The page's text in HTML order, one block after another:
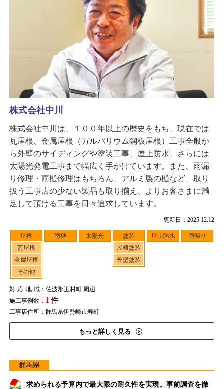
更新日：2025.12.12
屋根
瓦屋根
金属屋根
その他
雨樋 太陽光
塗装
屋根塗装
外壁塗装
屋上防水 雨漏り
対応地域：佐波郡玉村町 周辺
施工事例数： 1 件
工事店住所：群馬県伊勢崎市寿町
もっと詳しく見る
株式会社中川
株式会社中川は、１００年以上の歴史をもち、現在では
瓦屋根、金属屋根（ガルバリウム鋼板屋根）工事全般か
ら外壁のサイディングや塗装工事、屋上防水、さらには
太陽光発電工事まで幅広く手がけています。また、雨漏
り修理・雨樋修理はもちろん、アルミ製の樋など、取り
扱う工事店の少ない製品も取り揃え、よりお客さまに満
足して頂ける工事を日々追求しています。
群馬県
求められる予算内で最大限の耐久性を実現。事前調査を徹